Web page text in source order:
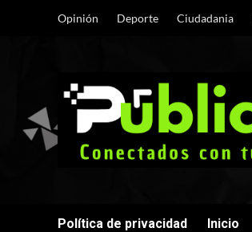
Opinión Deporte Ciudadania
Política de privacidad Inicio